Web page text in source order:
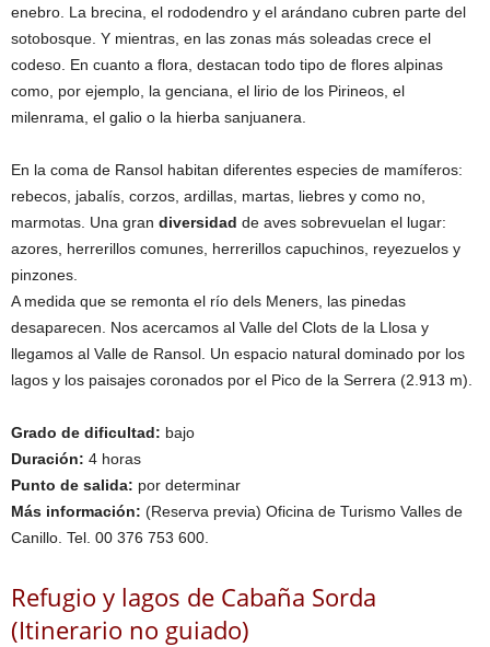
enebro. La brecina, el rododendro y el arándano cubren parte del
sotobosque. Y mientras, en las zonas más soleadas crece el
codeso. En cuanto a flora, destacan todo tipo de flores alpinas
como, por ejemplo, la genciana, el lirio de los Pirineos, el
milenrama, el galio o la hierba sanjuanera.
En la coma de Ransol habitan diferentes especies de mamíferos:
rebecos, jabalís, corzos, ardillas, martas, liebres y como no,
marmotas. Una gran diversidad de aves sobrevuelan el lugar:
azores, herrerillos comunes, herrerillos capuchinos, reyezuelos y
pinzones.
A medida que se remonta el río dels Meners, las pinedas
desaparecen. Nos acercamos al Valle del Clots de la Llosa y
llegamos al Valle de Ransol. Un espacio natural dominado por los
lagos y los paisajes coronados por el Pico de la Serrera (2.913 m).
Grado de dificultad: bajo
Duración: 4 horas
Punto de salida: por determinar
Más información: (Reserva previa) Oficina de Turismo Valles de
Canillo. Tel. 00 376 753 600.
Refugio y lagos de Cabaña Sorda
(Itinerario no guiado)